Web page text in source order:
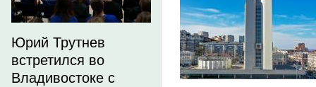
Юрий Трутнев
встретился во
Владивостоке с